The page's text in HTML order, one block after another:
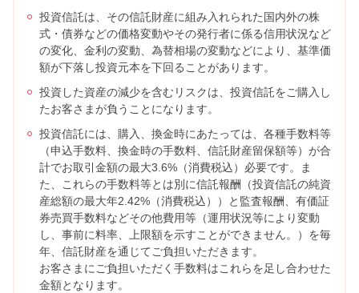
投資信託は、その信託財産に組み入れられた国内外の株
式・債券などの価格変動やその発行者に係る信用状況など
の変化、金利の変動、為替相場の変動などにより、基準価
額が下落し投資元本を下回ることがあります。
投資した資産の減少を含むリスクは、投資信託をご購入し
たお客さまが負うことになります。
投資信託には、購入、換金時にあたっては、各種手数料等
（申込手数料、換金時の手数料、信託財産留保額等）が合
計でお取引金額の最大3.6%（消費税込）必要です。ま
た、これらの手数料等とは別に信託報酬（投資信託の純資
産総額の最大年2.42%（消費税込））と監査報酬、有価証
券売買手数料などその他費用等（運用状況等により変動
し、事前に料率、上限額を示すことができません。）を毎
年、信託財産を通じてご負担いただきます。
お客さまにご負担いただく手数料はこれらを足し合わせた
金額となります。